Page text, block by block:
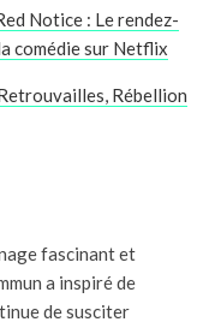
Notice : Le rendez-
comédie sur Netflix
Rébellion
fascinant et
a inspiré de
de susciter